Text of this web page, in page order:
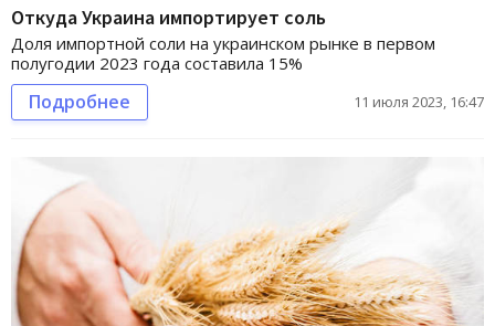
Откуда Украина импортирует соль
Доля импортной соли на украинском рынке в первом
полугодии 2023 года составила 15%
Подробнее 11 июля 2023, 16:47